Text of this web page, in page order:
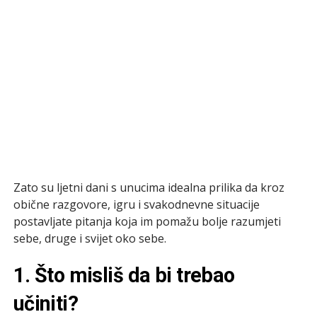
Zato su ljetni dani s unucima idealna prilika da kroz
obične razgovore, igru i svakodnevne situacije
postavljate pitanja koja im pomažu bolje razumjeti
sebe, druge i svijet oko sebe.
1. Što misliš da bi trebao
učiniti?